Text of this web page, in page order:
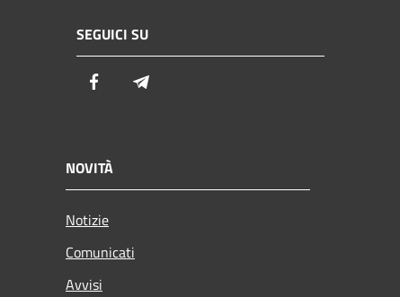
SEGUICI SU
Facebook
NOVITÀ
Notizie
Comunicati
Avvisi